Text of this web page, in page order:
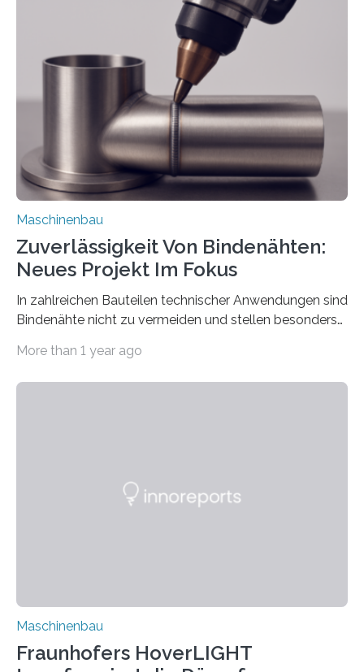
der Benutzer vorgeben und erhält so mehr Kontrolle
über die Positionierung der Bauteile. Die ebenfalls neue
Automatisierungsschnittstelle dient dazu, die Software
besser in spezifische Unternehmensprozesse
einzubinden. Sankt Augustin – Zur Messe FACHPACK
vom 23. bis 25. September in Nürnberg…
Maschinenbau
Zuverlässigkeit Von Bindenähten:
Neues Projekt Im Fokus
In zahlreichen Bauteilen technischer Anwendungen sind
Bindenähte nicht zu vermeiden und stellen besonders
Matrixmaterials eine große Herausforderung dar.
Durch den verstärkten Einsatz von Rezyklaten
More than 1 year ago
Maschinenbau
Fraunhofers HoverLIGHT